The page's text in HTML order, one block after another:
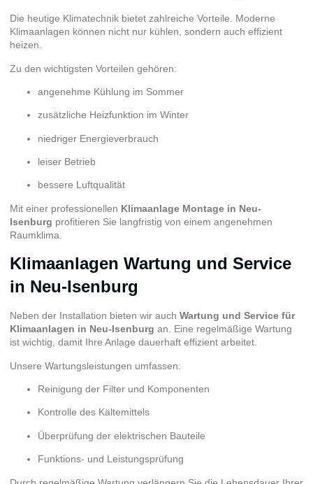
Die heutige Klimatechnik bietet zahlreiche Vorteile. Moderne
Klimaanlagen können nicht nur kühlen, sondern auch effizient
heizen.
Zu den wichtigsten Vorteilen gehören:
angenehme Kühlung im Sommer
zusätzliche Heizfunktion im Winter
niedriger Energieverbrauch
leiser Betrieb
bessere Luftqualität
Mit einer professionellen Klimaanlage Montage in Neu-
Isenburg profitieren Sie langfristig von einem angenehmen
Raumklima.
Klimaanlagen Wartung und Service
in Neu-Isenburg
Neben der Installation bieten wir auch Wartung und Service für
Klimaanlagen in Neu-Isenburg an. Eine regelmäßige Wartung
ist wichtig, damit Ihre Anlage dauerhaft effizient arbeitet.
Unsere Wartungsleistungen umfassen:
Reinigung der Filter und Komponenten
Kontrolle des Kältemittels
Überprüfung der elektrischen Bauteile
Funktions- und Leistungsprüfung